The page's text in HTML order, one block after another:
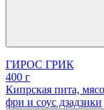
ГИРОС ГРИК
400 г
Кипрская пита,
фри и соус дзадзики